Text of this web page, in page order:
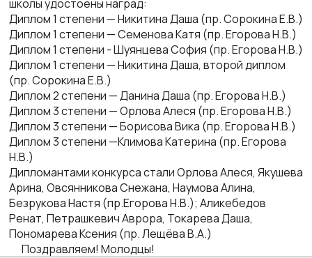
школы удостоены наград:
Диплом 1 степени — Никитина Даша (пр. Сорокина Е.В.)
Диплом 1 степени — Семенова Катя (пр. Егорова Н.В.)
Диплом 1 степени - Шуянцева София (пр. Егорова Н.В.)
Диплом 1 степени — Никитина Даша, второй диплом
(пр. Сорокина Е.В.)
Диплом 2 степени — Данина Даша (пр. Егорова Н.В.)
Диплом 3 степени — Орлова Алеся (пр. Егорова Н.В.)
Диплом 3 степени — Борисова Вика (пр. Егорова Н.В.)
Диплом 3 степени —Климова Катерина (пр. Егорова
Н.В.)
Дипломантами конкурса стали Орлова Алеся, Якушева
Арина, Овсянникова Снежана, Наумова Алина,
Безрукова Настя (пр.Егорова Н.В.); Аликебедов
Ренат, Петрашкевич Аврора, Токарева Даша,
Пономарева Ксения (пр. Лещёва В.А.)
Поздравляем! Молодцы!